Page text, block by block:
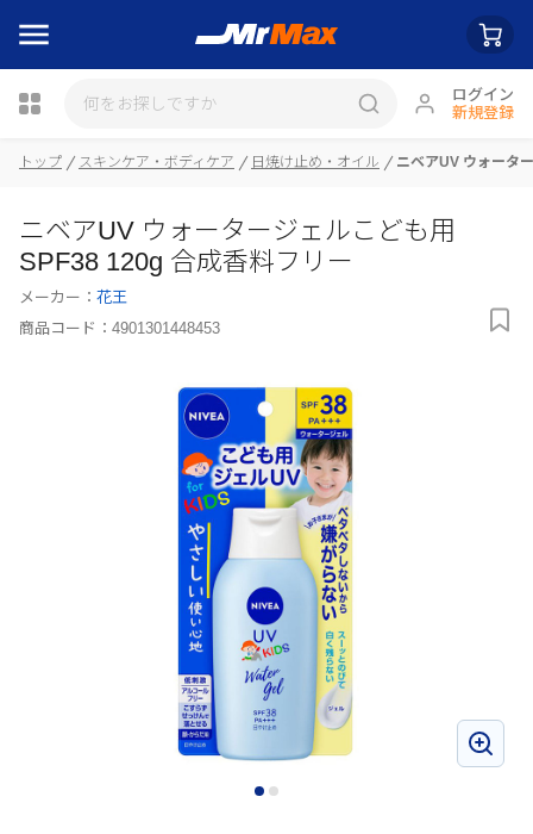
ログイン
新規登録
トップ スキンケア・ボディケア 日焼け止め・オイル ニベアUV ウォータ
ニベアUV ウォータージェルこども用
SPF38 120g 合成香料フリー
メーカー： 花王
商品コード： 4901301448453